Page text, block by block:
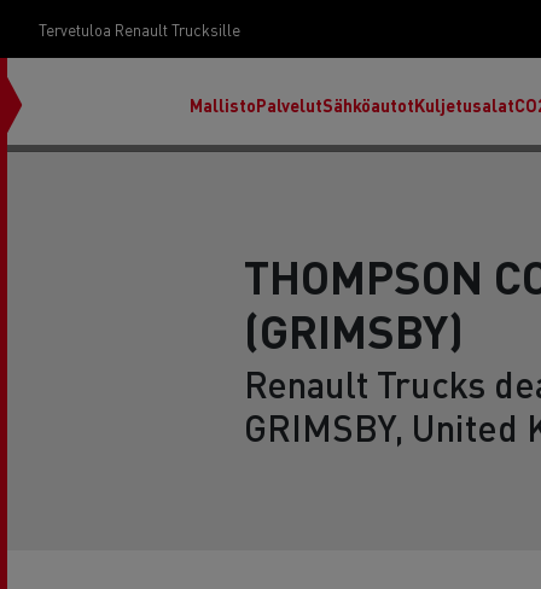
Tervetuloa Renault Trucksille
MallistoPalvelutSähköautotKuljetusalat
THOMPSON
(GRIMSBY)
Renault Trucks
GRIMSBY, United